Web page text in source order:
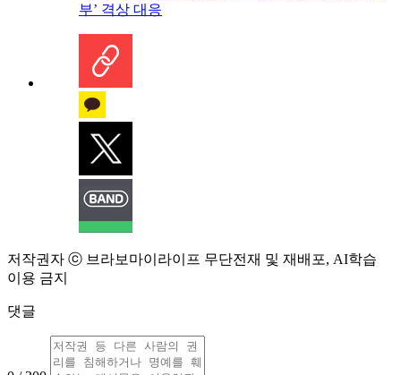
부’ 격상 대응
저작권자 ⓒ 브라보마이라이프 무단전재 및 재배포, AI학습
이용 금지
댓글